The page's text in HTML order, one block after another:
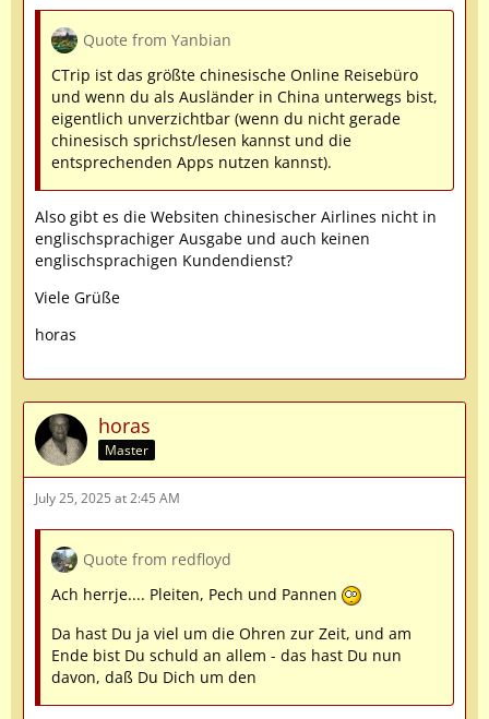
Quote from Yanbian
CTrip ist das größte chinesische Online Reisebüro
und wenn du als Ausländer in China unterwegs bist,
eigentlich unverzichtbar (wenn du nicht gerade
chinesisch sprichst/lesen kannst und die
entsprechenden Apps nutzen kannst).
Also gibt es die Websiten chinesischer Airlines nicht in
englischsprachiger Ausgabe und auch keinen
englischsprachigen Kundendienst?
Viele Grüße
horas
horas
Master
July 25, 2025 at 2:45 AM
Quote from redfloyd
Ach herrje.... Pleiten, Pech und Pannen
Da hast Du ja viel um die Ohren zur Zeit, und am
Ende bist Du schuld an allem - das hast Du nun
davon, daß Du Dich um den